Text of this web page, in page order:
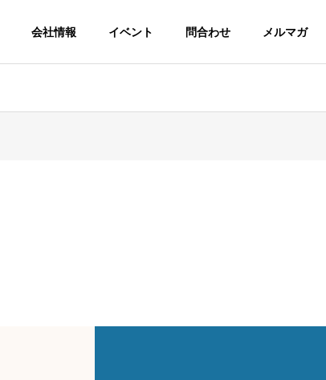
会社情報 イベント 問合わせ メルマガ